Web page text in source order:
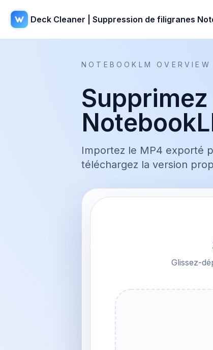
Deck Cleaner | Suppression de filigranes
NOTEBOOKLM
Importez le MP4 exporté
téléchargez la version
Glissez-